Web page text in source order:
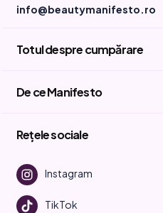
info@beautymanifesto.ro
Totul despre cumpărare
De ce Manifesto
Rețele sociale
Instagram
TikTok